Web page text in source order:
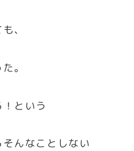
、
。
という
んなことしない